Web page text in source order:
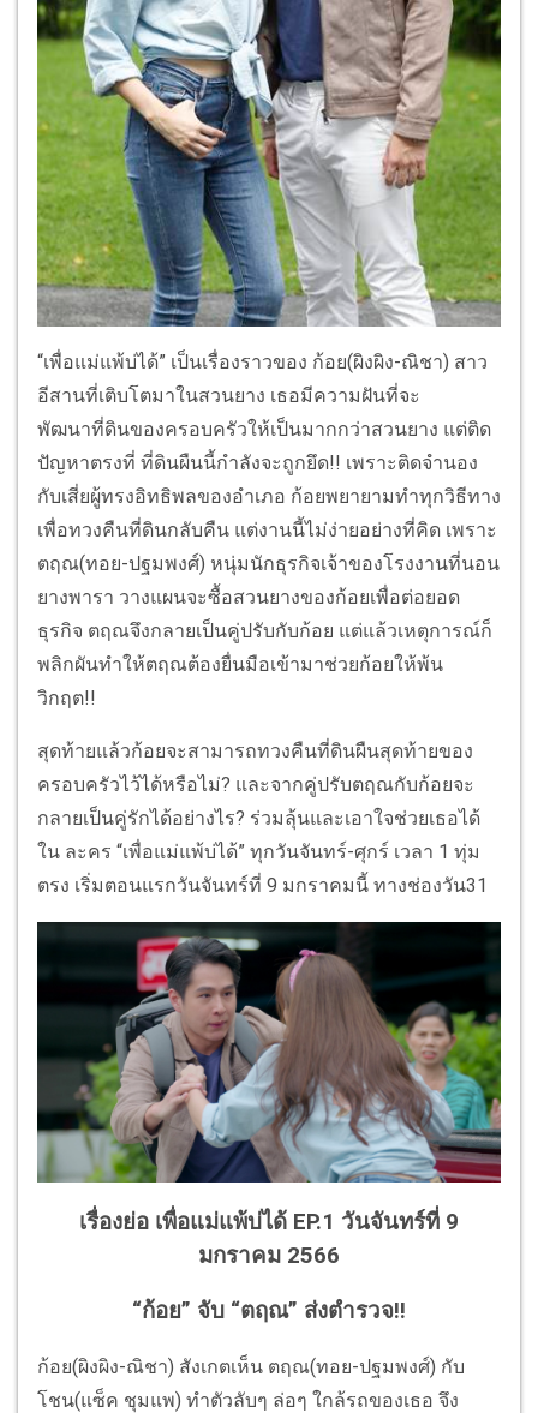
“เพื่อแม่แพ้บ่ได้” เป็นเรื่องราวของ ก้อย(ผิงผิง-ณิชา) สาว
อีสานที่เติบโตมาในสวนยาง เธอมีความฝันที่จะ
พัฒนาที่ดินของครอบครัวให้เป็นมากกว่าสวนยาง แต่ติด
ปัญหาตรงที่ ที่ดินผืนนี้กำลังจะถูกยึด!! เพราะติดจำนอง
กับเสี่ยผู้ทรงอิทธิพลของอำเภอ ก้อยพยายามทำทุกวิธีทาง
เพื่อทวงคืนที่ดินกลับคืน แต่งานนี้ไม่ง่ายอย่างที่คิด เพราะ
ตฤณ(ทอย-ปฐมพงศ์) หนุ่มนักธุรกิจเจ้าของโรงงานที่นอน
ยางพารา วางแผนจะซื้อสวนยางของก้อยเพื่อต่อยอด
ธุรกิจ ตฤณจึงกลายเป็นคู่ปรับกับก้อย แต่แล้วเหตุการณ์ก็
พลิกผันทำให้ตฤณต้องยื่นมือเข้ามาช่วยก้อยให้พ้น
วิกฤต!!
สุดท้ายแล้วก้อยจะสามารถทวงคืนที่ดินผืนสุดท้ายของ
ครอบครัวไว้ได้หรือไม่? และจากคู่ปรับตฤณกับก้อยจะ
กลายเป็นคู่รักได้อย่างไร? ร่วมลุ้นและเอาใจช่วยเธอได้
ใน ละคร “เพื่อแม่แพ้บ่ได้” ทุกวันจันทร์-ศุกร์ เวลา 1 ทุ่ม
ตรง เริ่มตอนแรกวันจันทร์ที่ 9 มกราคมนี้ ทางช่องวัน31
เรื่องย่อ เพื่อแม่แพ้บ่ได้ EP.1 วันจันทร์ที่ 9
มกราคม 2566
“ก้อย” จับ “ตฤณ” ส่งตำรวจ!!
ก้อย(ผิงผิง-ณิชา) สังเกตเห็น ตฤณ(ทอย-ปฐมพงศ์) กับ
โชน(แซ็ค ชุมแพ) ทำตัวลับๆ ล่อๆ ใกล้รถของเธอ จึง